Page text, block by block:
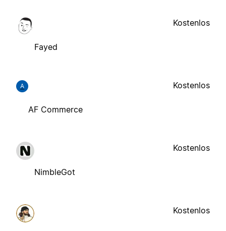
Fayed
Kostenlos
A
AF Commerce
Kostenlos
NimbleGot
Kostenlos
Kostenlos